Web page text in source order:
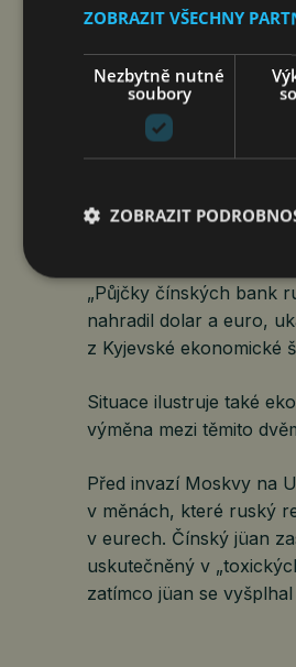
S
„Půjčky čínských bank
nahradil dolar a euro,
z Kyjevské ekonomické
Situace ilustruje také
výměna mezi těmito
Před invazí Moskvy na
v měnách, které ruský
v eurech. Čínský jüan
uskutečněný v
zatímco jüan se
ZOBRAZIT VŠECHNY
Nezbytně nutné
soubory
ZOBRAZIT